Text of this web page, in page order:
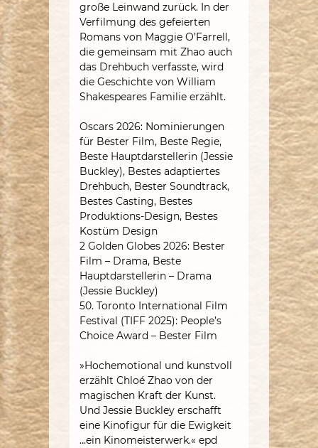
große Leinwand zurück. In der
Verfilmung des gefeierten
Romans von Maggie O’Farrell,
die gemeinsam mit Zhao auch
das Drehbuch verfasste, wird
die Geschichte von William
Shakespeares Familie erzählt.
Oscars 2026: Nominierungen
für Bester Film, Beste Regie,
Beste Hauptdarstellerin (Jessie
Buckley), Bestes adaptiertes
Drehbuch, Bester Soundtrack,
Bestes Casting, Bestes
Produktions-Design, Bestes
Kostüm Design
2 Golden Globes 2026: Bester
Film – Drama, Beste
Hauptdarstellerin – Drama
(Jessie Buckley)
50. Toronto International Film
Festival (TIFF 2025): People’s
Choice Award – Bester Film
»Hochemotional und kunstvoll
erzählt Chloé Zhao von der
magischen Kraft der Kunst.
Und Jessie Buckley erschafft
eine Kinofigur für die Ewigkeit
…ein Kinomeisterwerk.« epd